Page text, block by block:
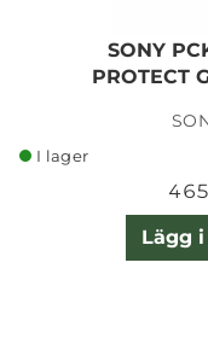
SONY
PROTECT
I lager
Lägg